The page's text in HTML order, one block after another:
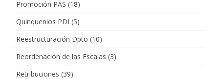
Promoción PAS (18)
Quinquenios PDI (5)
Reestructuración Dpto (10)
Reordenación de las Escalas (3)
Retribuciones (39)